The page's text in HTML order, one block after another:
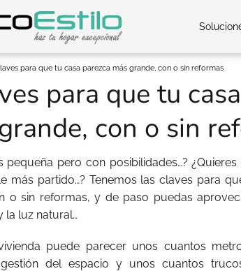
para que tu casa parezca más grande, con o sin reformas
para que tu
con o sin
pequeña pero con posibilidades…?
más partido…? Tenemos las claves para
o sin reformas, y de paso puedas
la luz natural…
puede parecer unos cuantos
del espacio y unos cuantos